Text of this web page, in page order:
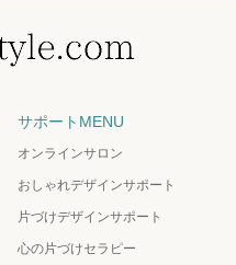
サポートMENU
オンラインサロン
おしゃれデザインサポート
片づけデザインサポート
心の片づけセラピー